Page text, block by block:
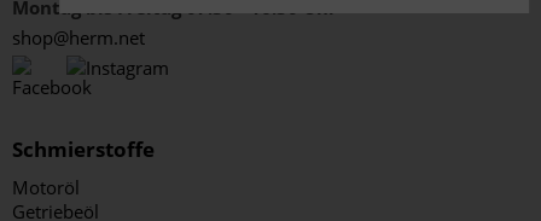
Montag bis Freitag 07:30 - 16:30 Uhr
shop@herm.net
Schmierstoffe
Motoröl
Getriebeöl